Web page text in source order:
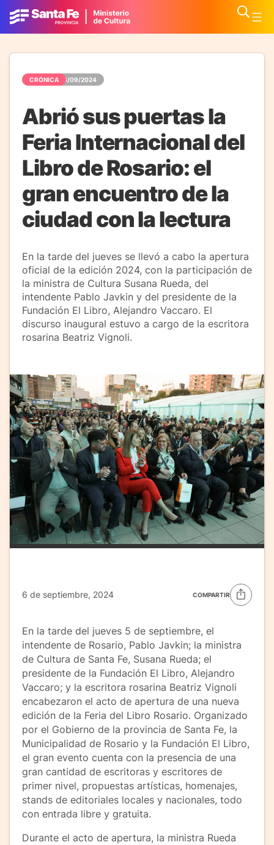
CRÓNICA 06/09/2024
Abrió sus puertas la
Feria Internacional del
Libro de Rosario: el
gran encuentro de la
ciudad con la lectura
En la tarde del jueves se llevó a cabo la apertura
oficial de la edición 2024, con la participación de
la ministra de Cultura Susana Rueda, del
intendente Pablo Javkin y del presidente de la
Fundación El Libro, Alejandro Vaccaro. El
discurso inaugural estuvo a cargo de la escritora
rosarina Beatriz Vignoli.
6 de septiembre, 2024 COMPARTIR
En la tarde del jueves 5 de septiembre, el
intendente de Rosario, Pablo Javkin; la ministra
de Cultura de Santa Fe, Susana Rueda; el
presidente de la Fundación El Libro, Alejandro
Vaccaro; y la escritora rosarina Beatriz Vignoli
encabezaron el acto de apertura de una nueva
edición de la Feria del Libro Rosario. Organizado
por el Gobierno de la provincia de Santa Fe, la
Municipalidad de Rosario y la Fundación El Libro,
el gran evento cuenta con la presencia de una
gran cantidad de escritoras y escritores de
primer nivel, propuestas artísticas, homenajes,
stands de editoriales locales y nacionales, todo
con entrada libre y gratuita.
Durante el acto de apertura, la ministra Rueda